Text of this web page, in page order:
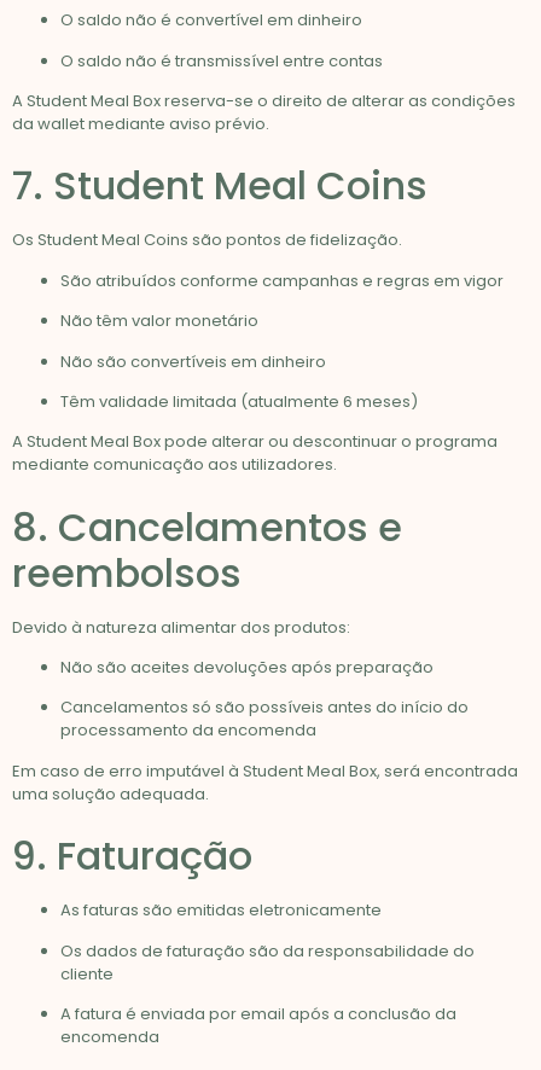
O saldo não é convertível em dinheiro
O saldo não é transmissível entre contas
A Student Meal Box reserva-se o direito de alterar as condições
da wallet mediante aviso prévio.
7. Student Meal Coins
Os Student Meal Coins são pontos de fidelização.
São atribuídos conforme campanhas e regras em vigor
Não têm valor monetário
Não são convertíveis em dinheiro
Têm validade limitada (atualmente 6 meses)
A Student Meal Box pode alterar ou descontinuar o programa
mediante comunicação aos utilizadores.
8. Cancelamentos e
reembolsos
Devido à natureza alimentar dos produtos:
Não são aceites devoluções após preparação
Cancelamentos só são possíveis antes do início do
processamento da encomenda
Em caso de erro imputável à Student Meal Box, será encontrada
uma solução adequada.
9. Faturação
As faturas são emitidas eletronicamente
Os dados de faturação são da responsabilidade do
cliente
A fatura é enviada por email após a conclusão da
encomenda